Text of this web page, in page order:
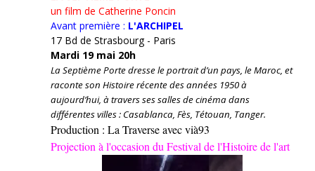
un film de Catherine Poncin
Avant première : L'ARCHIPEL
17 Bd de Strasbourg - Paris
Mardi 19 mai 20h
La Septième Porte dresse le portrait d’un pays, le Maroc, et
raconte son Histoire récente des années 1950 à
aujourd’hui, à travers ses salles de cinéma dans
différentes villes : Casablanca, Fès, Tétouan, Tanger.
Production : La Traverse avec vià93
Projection à l'occasion du Festival de l'Histoire de l'art